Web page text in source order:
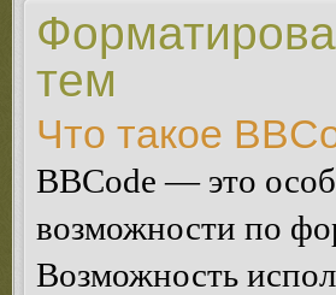
тем
Что такое
BBCode — это
возможности по
Возможность